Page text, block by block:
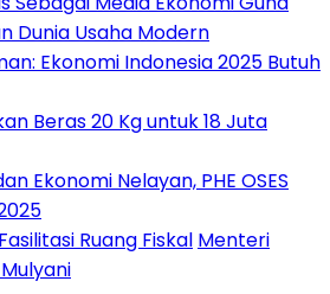
Dunia Usaha Modern
Ekonomi Indonesia 2025 Butuh
Beras 20 Kg untuk 18 Juta
Ekonomi Nelayan, PHE OSES
Fasilitasi Ruang Fiskal Menteri